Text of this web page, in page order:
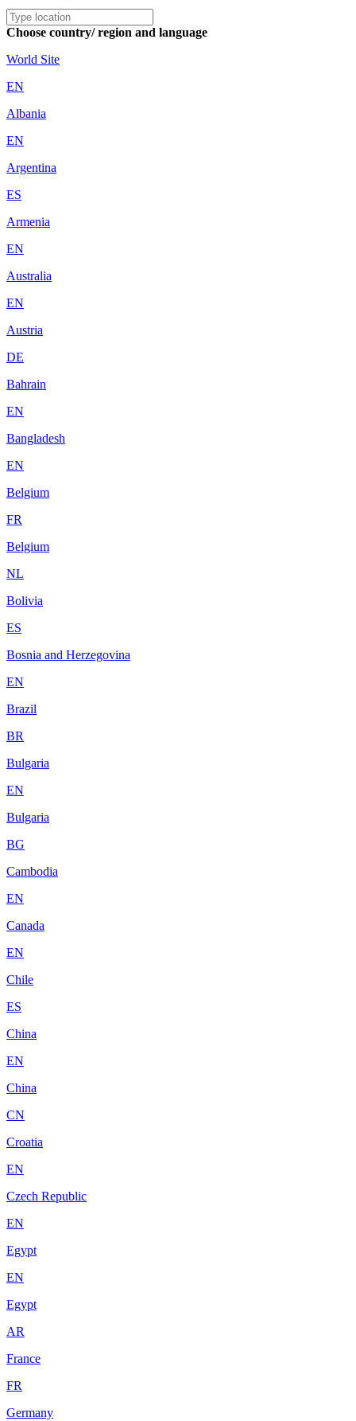
Choose country/ region and language
World Site
EN
Albania
EN
Argentina
ES
Armenia
EN
Australia
EN
Austria
DE
Bahrain
EN
Bangladesh
EN
Belgium
FR
Belgium
NL
Bolivia
ES
Bosnia and Herzegovina
EN
Brazil
BR
Bulgaria
EN
Bulgaria
BG
Cambodia
EN
Canada
EN
Chile
ES
China
EN
China
CN
Croatia
EN
Czech Republic
EN
Egypt
EN
Egypt
AR
France
FR
Germany